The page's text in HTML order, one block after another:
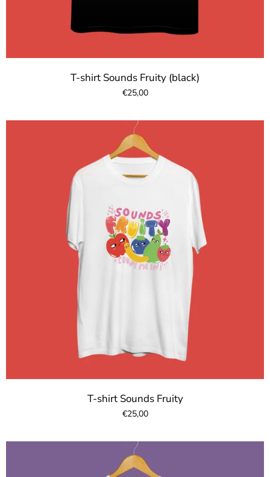
T-shirt Sounds Fruity (black)
€25,00
T-shirt Sounds Fruity
€25,00